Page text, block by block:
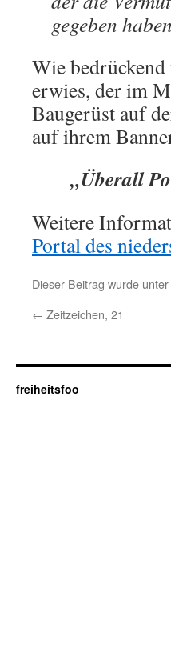
gegeben
Wie
erwies, der im
Baugerüst auf
auf ihrem
„Überall
Weitere
Portal des
Dieser Beitrag wurde unter
← Zeitzeichen, 21
freiheitsfoo